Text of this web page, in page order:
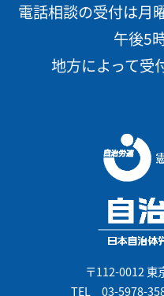
電話相談の受付は月
午後5
地方によって受
〒112-0012 東
TEL 03-5978-